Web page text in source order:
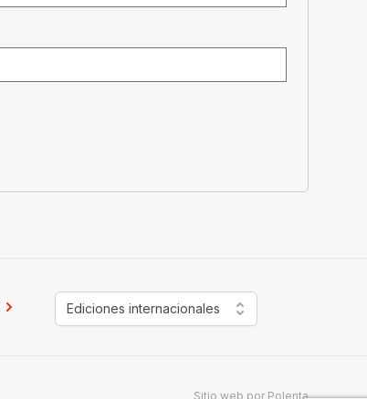
Ediciones internacionales
Sitio web por Polenta